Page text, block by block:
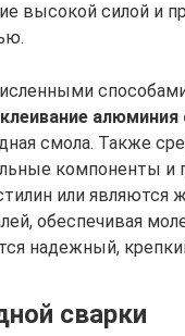
высокой силой и
смола. Также
компоненты и
или являются
обеспечивая
надежный,
сварки